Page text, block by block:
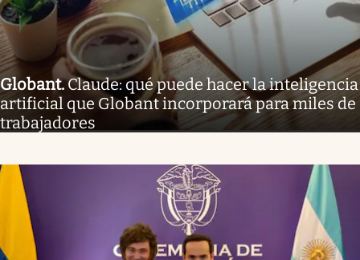
Globant.Claude: qué puede hacer la inteligencia
artificial que Globant incorporará para miles de
trabajadores